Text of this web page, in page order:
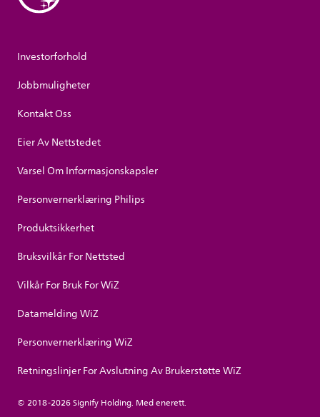
Investorforhold
Jobbmuligheter
Kontakt Oss
Eier Av Nettstedet
Varsel Om Informasjonskapsler
Personvernerklæring Philips
Produktsikkerhet
Bruksvilkår For Nettsted
Vilkår For Bruk For WiZ
Datamelding WiZ
Personvernerklæring WiZ
Retningslinjer For Avslutning Av Brukerstøtte WiZ
© 2018-2026 Signify Holding. Med enerett.